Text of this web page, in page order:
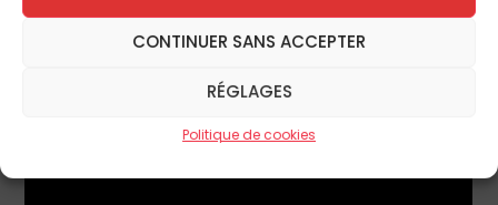
CONTINUER SANS ACCEPTER
RÉGLAGES
Politique de cookies
Les grands vaincus de l’Histoire, Jean-
Perrin, 410 pages, 21€.